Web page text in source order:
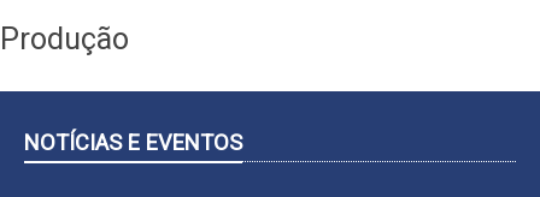
Produção
NOTÍCIAS E EVENTOS